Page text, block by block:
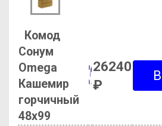
Комод
Сонум
Omega
Кашемир
горчичный
48х99
26240
₽